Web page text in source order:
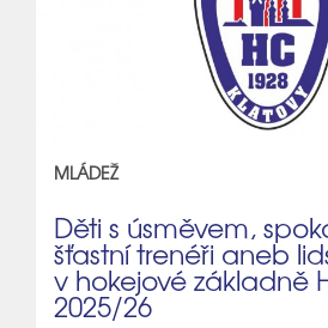
MLÁDEŽ
Děti s úsměvem,
šťastní trenéři aneb
v hokejové základně
2025/26